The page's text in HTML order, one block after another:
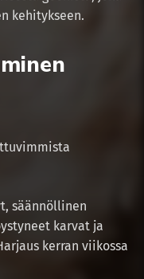
kehitykseen.
säännöllinen
karvat ja
kerran viikossa